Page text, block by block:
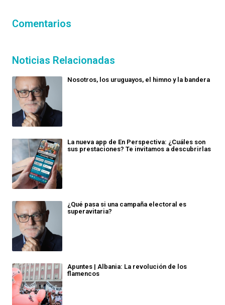
Comentarios
Noticias Relacionadas
Nosotros, los uruguayos, el himno y la bandera
La nueva app de En Perspectiva: ¿Cuáles son
sus prestaciones? Te invitamos a descubrirlas
¿Qué pasa si una campaña electoral es
superavitaria?
Apuntes | Albania: La revolución de los
flamencos